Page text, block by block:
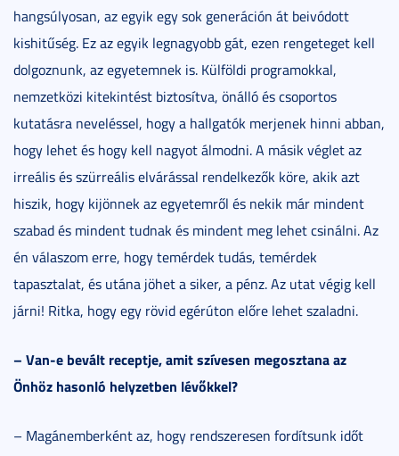
hangsúlyosan, az egyik egy sok generáción át beivódott
kishitűség. Ez az egyik legnagyobb gát, ezen rengeteget kell
dolgoznunk, az egyetemnek is. Külföldi programokkal,
nemzetközi kitekintést biztosítva, önálló és csoportos
kutatásra neveléssel, hogy a hallgatók merjenek hinni abban,
hogy lehet és hogy kell nagyot álmodni. A másik véglet az
irreális és szürreális elvárással rendelkezők köre, akik azt
hiszik, hogy kijönnek az egyetemről és nekik már mindent
szabad és mindent tudnak és mindent meg lehet csinálni. Az
én válaszom erre, hogy temérdek tudás, temérdek
tapasztalat, és utána jöhet a siker, a pénz. Az utat végig kell
járni! Ritka, hogy egy rövid egérúton előre lehet szaladni.
– Van-e bevált receptje, amit szívesen megosztana az
Önhöz hasonló helyzetben lévőkkel?
– Magánemberként az, hogy rendszeresen fordítsunk időt